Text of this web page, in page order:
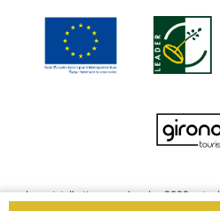
Le projet d’actions coordonnées 2022 entre